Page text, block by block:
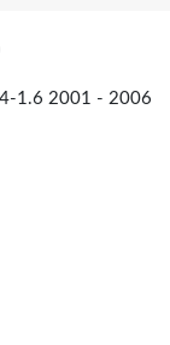
1.6 2001 - 2006